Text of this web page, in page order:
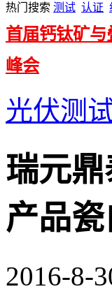
热门搜索 测试 认证
首届钙钛矿
峰会
光伏测
瑞元
产品
2016-8-